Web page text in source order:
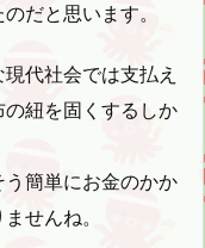
だと思います。
代社会では支払え
紐を固くするしか
簡単にお金のかか
せんね。